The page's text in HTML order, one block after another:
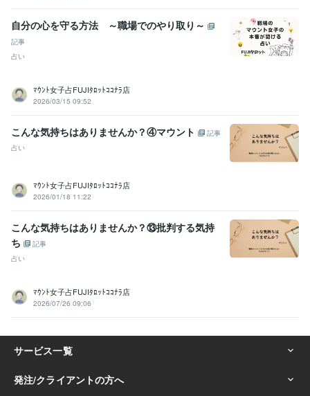
自分の心を守る方法 ～職場でのやり取り～
記事
占い
ﾏｳﾝﾄ女子占FUJIﾀﾛｯﾄｺｺﾅﾗ店
2026/03/15 09:52
こんな気持ちはありませんか？④マウント
記事
占い
ﾏｳﾝﾄ女子占FUJIﾀﾛｯﾄｺｺﾅﾗ店
2026/01/18 11:22
こんな気持ちはありませんか？⑬批判する気持
ち
記事
占い
ﾏｳﾝﾄ女子占FUJIﾀﾛｯﾄｺｺﾅﾗ店
2026/07/26 09:06